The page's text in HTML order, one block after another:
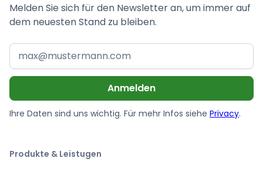
Melden Sie sich für den Newsletter an, um immer auf
dem neuesten Stand zu bleiben.
Ihre Daten sind uns wichtig. Für mehr Infos siehe Privacy.
Produkte & Leistugen